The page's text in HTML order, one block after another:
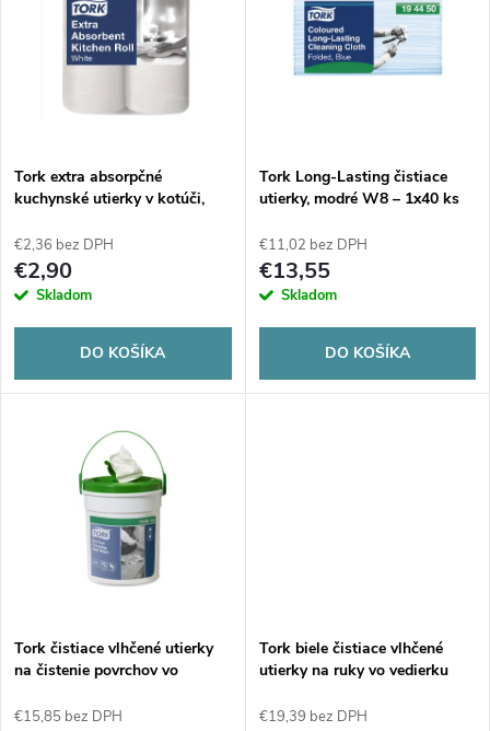
e
p
r
d
o
v
s
p
r
o
d
v
Tork extra absorpčné
kuchynské utierky v kotúči,
€2,36 bez DPH
€2,90
Skladom
DO KOŠÍKA
Tork Long-Lasting čistiace
utierky, modré W8 – 1x40 ks
€11,02 bez DPH
€13,55
Skladom
DO KOŠÍKA
Tork čistiace vlhčené utierky
na čistenie povrchov vo
€15,85 bez DPH
Tork biele čistiace vlhčené
utierky na ruky vo vedierku
€19,39 bez DPH